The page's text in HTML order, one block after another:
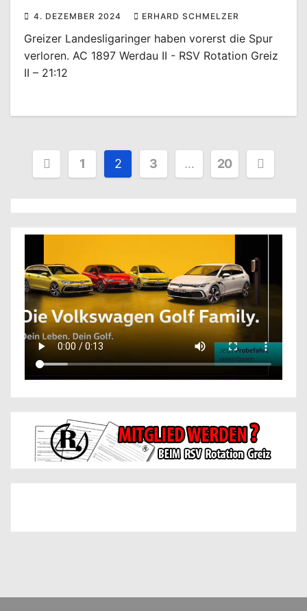
4. DEZEMBER 2024 ERHARD SCHMELZER
Greizer Landesligaringer haben vorerst die Spur
verloren. AC 1897 Werdau II - RSV Rotation Greiz
II – 21:12
Seitennummerierung
1 2 3 … 20